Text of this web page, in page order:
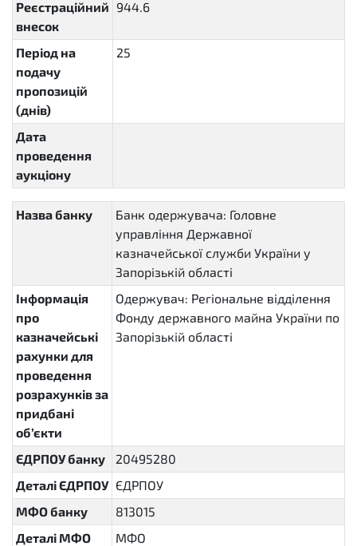
Реєстраційний
внесок
944.6
Період на
подачу
пропозицій
(днів)
25
Дата
проведення
аукціону
Назва банку
Банк одержувача: Головне
управління Державної
казначейської служби України у
Запорізькій області
Інформація
про
казначейські
рахунки для
проведення
розрахунків за
придбані
об’єкти
Одержувач: Регіональне відділення
Фонду державного майна України по
Запорізькій області
ЄДРПОУ банку
20495280
Деталі ЄДРПОУ ЄДРПОУ
МФО банку
813015
Деталі МФО
МФО